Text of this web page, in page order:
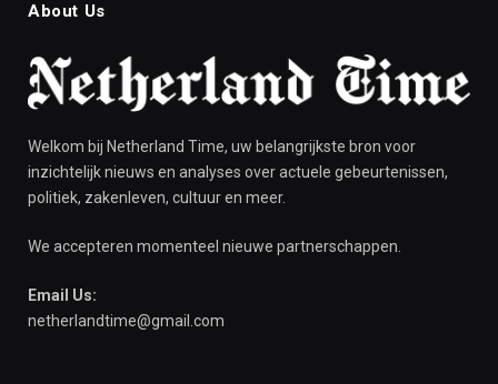
About Us
Welkom bij Netherland Time, uw belangrijkste bron voor
inzichtelijk nieuws en analyses over actuele gebeurtenissen,
politiek, zakenleven, cultuur en meer.
We accepteren momenteel nieuwe partnerschappen.
Email Us:
netherlandtime@gmail.com